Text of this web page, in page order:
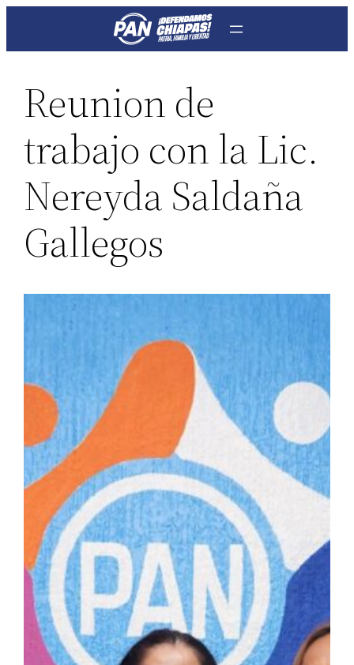
Reunion de
trabajo con la Lic.
Nereyda Saldaña
Gallegos